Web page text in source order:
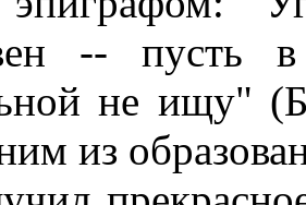
-- пусть
не ищу"
из